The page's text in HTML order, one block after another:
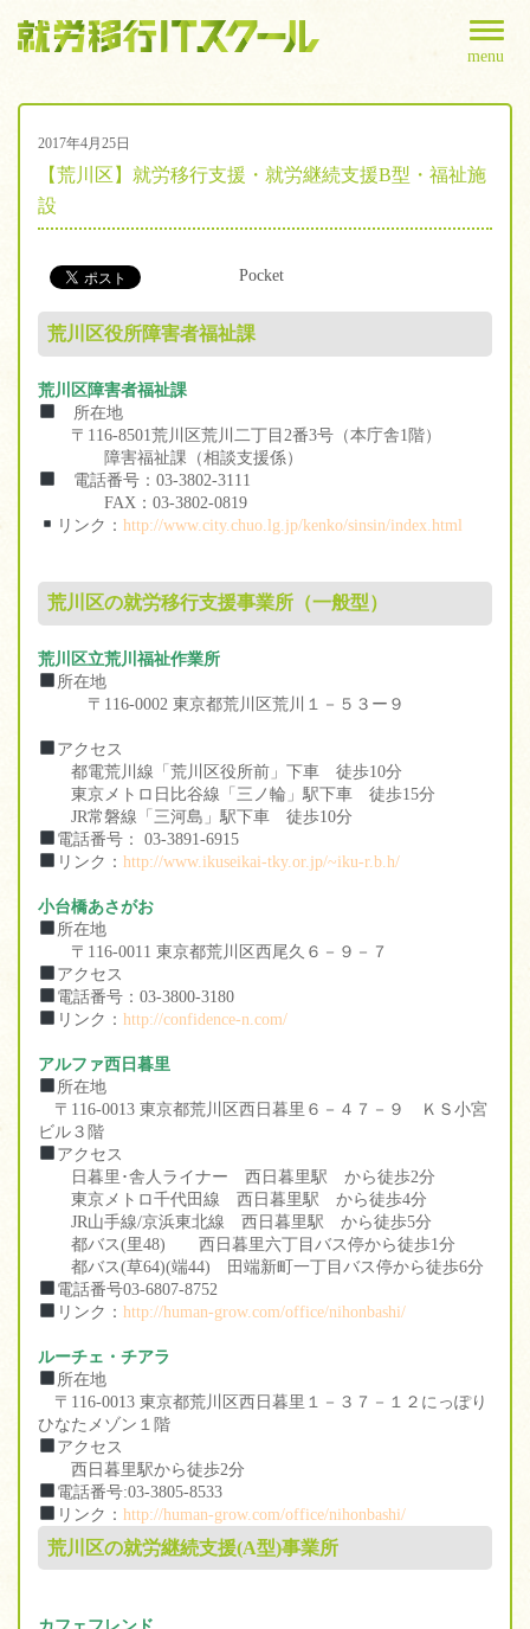
menu
2017年4月25日
【荒川区】就労移行支援・就労継続支援B型・福祉施
設
Pocket
荒川区役所障害者福祉課
荒川区障害者福祉課
所在地
〒116-8501荒川区荒川二丁目2番3号（本庁舎1階）
障害福祉課（相談支援係）
電話番号：03-3802-3111
FAX：03-3802-0819
リンク： http://www.city.chuo.lg.jp/kenko/sinsin/index.html
荒川区の就労移行支援事業所（一般型）
荒川区立荒川福祉作業所
所在地
〒116-0002 東京都荒川区荒川１－５３ー９
アクセス
都電荒川線「荒川区役所前」下車 徒歩10分
東京メトロ日比谷線「三ノ輪」駅下車 徒歩15分
JR常磐線「三河島」駅下車 徒歩10分
電話番号： 03-3891-6915
リンク： http://www.ikuseikai-tky.or.jp/~iku-r.b.h/
小台橋あさがお
所在地
〒116-0011 東京都荒川区西尾久６－９－７
アクセス
電話番号：03-3800-3180
リンク： http://confidence-n.com/
アルファ西日暮里
所在地
〒116-0013 東京都荒川区西日暮里６－４７－９ ＫＳ小宮
ビル３階
アクセス
日暮里･舎人ライナー 西日暮里駅 から徒歩2分
東京メトロ千代田線 西日暮里駅 から徒歩4分
JR山手線/京浜東北線 西日暮里駅 から徒歩5分
都バス(里48) 西日暮里六丁目バス停から徒歩1分
都バス(草64)(端44) 田端新町一丁目バス停から徒歩6分
電話番号03-6807-8752
リンク： http://human-grow.com/office/nihonbashi/
ルーチェ・チアラ
所在地
〒116-0013 東京都荒川区西日暮里１－３７－１２にっぽり
ひなたメゾン１階
アクセス
西日暮里駅から徒歩2分
電話番号:03-3805-8533
リンク： http://human-grow.com/office/nihonbashi/
荒川区の就労継続支援(A型)事業所